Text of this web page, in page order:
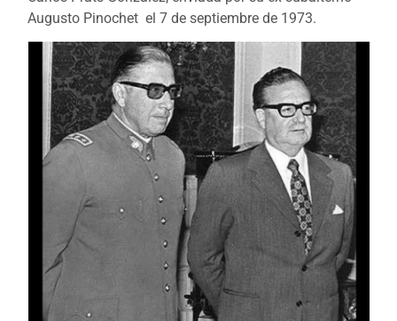
Augusto Pinochet el 7 de septiembre de 1973.